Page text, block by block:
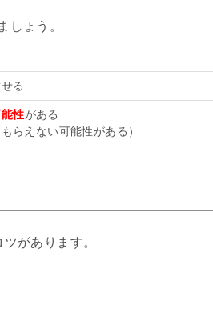
しょう。
る
性がある
らえない可能性がある）
があります。